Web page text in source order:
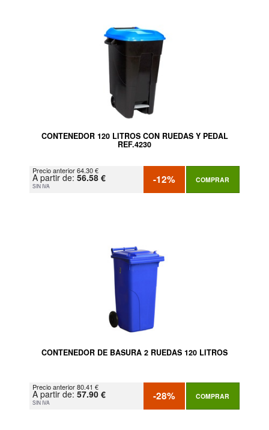
CONTENEDOR 120 LITROS CON RUEDAS Y PEDAL
REF.4230
Precio anterior 64.30 €
A partir de: 56.58 €
SIN IVA -12% COMPRAR
CONTENEDOR DE BASURA 2 RUEDAS 120 LITROS
Precio anterior 80.41 €
A partir de: 57.90 €
SIN IVA -28% COMPRAR